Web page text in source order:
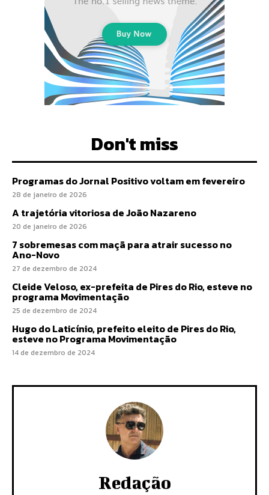
Don't miss
Programas do Jornal Positivo voltam em fevereiro
28 de janeiro de 2026
A trajetória vitoriosa de João Nazareno
20 de janeiro de 2026
7 sobremesas com maçã para atrair sucesso no
Ano-Novo
27 de dezembro de 2024
Cleide Veloso, ex-prefeita de Pires do Rio, esteve no
programa Movimentação
25 de dezembro de 2024
Hugo do Laticínio, prefeito eleito de Pires do Rio,
esteve no Programa Movimentação
14 de dezembro de 2024
Redação